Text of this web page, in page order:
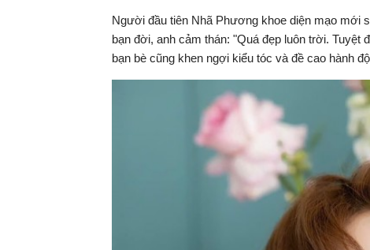
Người đầu tiên Nhã Phương khoe diện mạo mới
bạn đời, anh cảm thán: "Quá đẹp luôn trời. Tuyệt
bạn bè cũng khen ngợi kiểu tóc và đề cao hành